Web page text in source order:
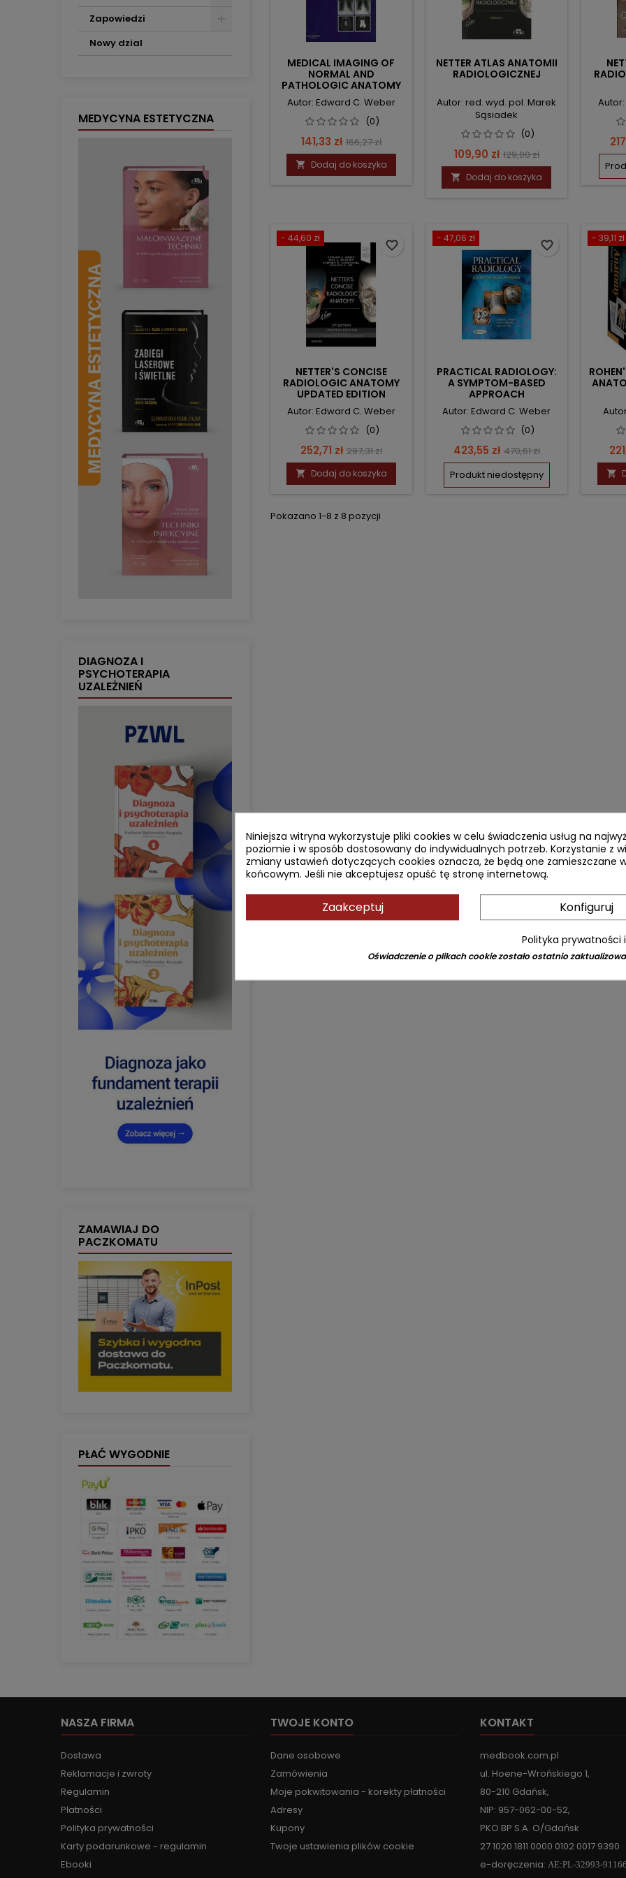
Zapowiedzi
Nowy dzial
MEDYCYNA ESTETYCZNA
DIAGNOZA I
PSYCHOTERAPIA
UZALEŻNIEŃ
ZAMAWIAJ DO
PACZKOMATU
PŁAĆ WYGODNIE
MEDICAL IMAGING OF
NORMAL AND
PATHOLOGIC ANATOMY
Autor: Edward C. Weber
(0)
Cena
141,33 zł Cena
podstawowa
166,27 zł
 Dodaj do koszyka
NETTER ATLAS ANATOMII
RADIOLOGICZNEJ
Autor: red. wyd. pol. Marek
Sąsiadek
(0)
Cena
109,90 zł Cena
podstawowa
129,00 zł
 Dodaj do koszyka
- 44,60 zł
NETTER'S CONCISE
RADIOLOGIC ANATOMY
UPDATED EDITION
Autor: Edward C. Weber
(0)
Cena
252,71 zł Cena
podstawowa
297,31 zł
 Dodaj do koszyka
favorite_border
- 47,06 zł
PRACTICAL RADIOLOGY:
A SYMPTOM-BASED
APPROACH
Autor: Edward C. Weber
(0)
Cena
423,55 zł Cena
podstawowa
470,61 zł
Produkt niedostępny
favorite_border
- 39,11 zł

Pokazano 1-8 z 8 pozycji
NASZA FIRMA
Dostawa
Reklamacje i zwroty
Regulamin
Płatności
Polityka prywatności
Karty podarunkowe - regulamin
Ebooki
TWOJE KONTO
Dane osobowe
Zamówienia
Moje pokwitowania - korekty płatności
Adresy
Kupony
Twoje ustawienia plików cookie
KONTAKT
medbook.com.pl
ul. Hoene-Wrońskiego 1,
80-210 Gdańsk,
NIP: 957-062-00-52,
PKO BP S.A. O/Gdańsk
27 1020 1811 0000 0102 0017 9390
e-doręczenia: AE:PL-32993-
Niniejsza witryna wykorzystuje pliki cookies w celu świadczenia usług na
poziomie i w sposób dostosowany do indywidualnych potrzeb. Korzystanie z
zmiany ustawień dotyczących cookies oznacza, że będą one zamieszczane
końcowym. Jeśli nie akceptujesz opuść tę stronę internetową.
Zaakceptuj Konfiguruj
Polityka prywatności
Oświadczenie o plikach cookie zostało ostatnio